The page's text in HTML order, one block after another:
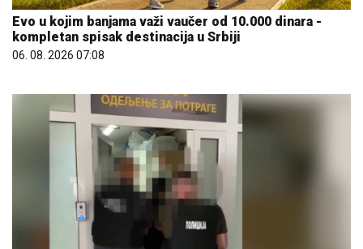
Evo u kojim banjama važi vaučer od 10.000 dinara -
kompletan spisak destinacija u Srbiji
06. 08. 2026 07:08